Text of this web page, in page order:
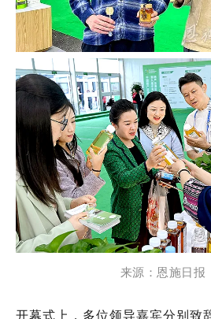
来源：恩施日报
开幕式上，多位领导嘉宾分别致